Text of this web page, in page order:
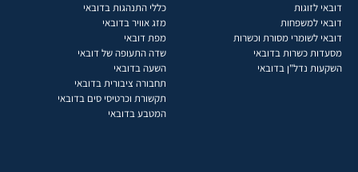
דובאי לזוגות
דובאי למשפחות
דובאי לשומרי מסורת וכשרות
מסעדות כשרות בדובאי
השקעות נדל"ן בדובאי
כללי התנהגות בדובאי
מזג אוויר בדובאי
מפת דובאי
שדה התעופה של דובאי
השעה בדובאי
תחבורה ציבורית בדובאי
תקשורת וכרטיסי סים בדובאי
המטבע בדובאי